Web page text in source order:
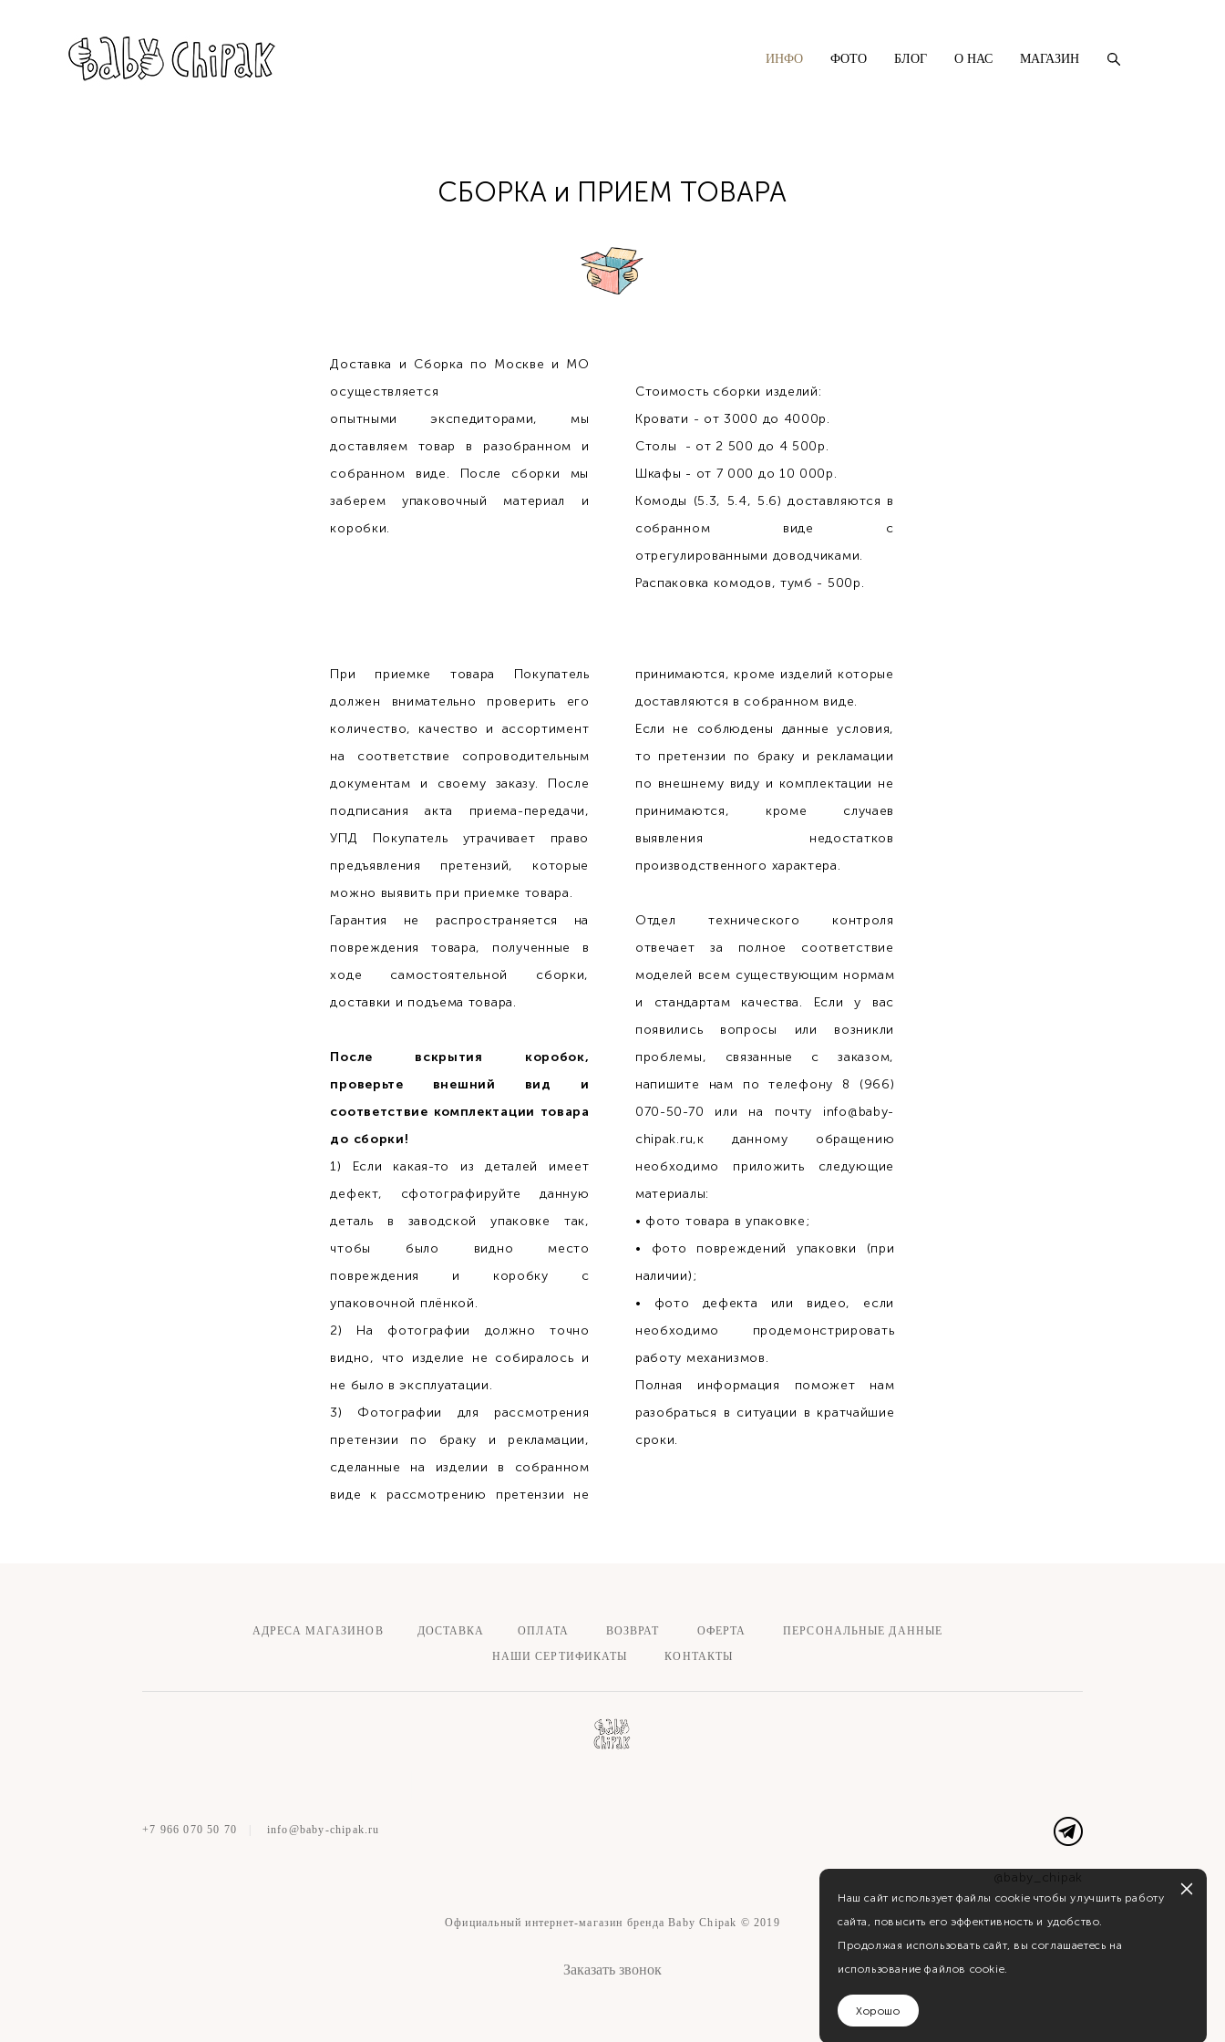
ИНФО ФОТО БЛОГ О НАС МАГАЗИН
СБОРКА и ПРИЕМ ТОВАРА
Доставка и Сборка по Москве и МО
осуществляется
опытными экспедиторами, мы
доставляем товар в разобранном и
собранном виде. После сборки мы
заберем упаковочный материал и
коробки.
Стоимость сборки изделий:
Кровати - от 3000 до 4000р.
Столы - от 2 500 до 4 500р.
Шкафы - от 7 000 до 10 000р.
Комоды (5.3, 5.4, 5.6) доставляются в
собранном виде с
отрегулированными доводчиками.
Распаковка комодов, тумб - 500р.
При приемке товара Покупатель
должен внимательно проверить его
количество, качество и ассортимент
на соответствие сопроводительным
документам и своему заказу. После
подписания акта приема-передачи,
УПД Покупатель утрачивает право
предъявления претензий, которые
можно выявить при приемке товара.
Гарантия не распространяется на
повреждения товара, полученные в
ходе самостоятельной сборки,
доставки и подъема товара.
После вскрытия коробок,
проверьте внешний вид и
соответствие комплектации товара
до сборки!
1) Если какая-то из деталей имеет
дефект, сфотографируйте данную
деталь в заводской упаковке так,
чтобы было видно место
повреждения и коробку с
упаковочной плёнкой.
2) На фотографии должно точно
видно, что изделие не собиралось и
не было в эксплуатации.
3) Фотографии для рассмотрения
претензии по браку и рекламации,
сделанные на изделии в собранном
виде к рассмотрению претензии не
принимаются, кроме изделий которые
доставляются в собранном виде.
Если не соблюдены данные условия,
то претензии по браку и рекламации
по внешнему виду и комплектации не
принимаются, кроме случаев
выявления недостатков
производственного характера.
Отдел технического контроля
отвечает за полное соответствие
моделей всем существующим нормам
и стандартам качества. Если у вас
появились вопросы или возникли
проблемы, связанные с заказом,
напишите нам по телефону 8 (966)
070-50-70 или на почту info@baby-
chipak.ru,к данному обращению
необходимо приложить следующие
материалы:
• фото товара в упаковке;
• фото повреждений упаковки (при
наличии);
• фото дефекта или видео, если
необходимо продемонстрировать
работу механизмов.
Полная информация поможет нам
разобраться в ситуации в кратчайшие
сроки.
АДРЕСА МАГАЗИНОВ ДОСТАВКА ОПЛАТА ВОЗВРАТ ОФЕРТА
ПЕРСОНАЛЬНЫЕ ДАННЫЕ
НАШИ СЕРТИФИКАТЫ
КОНТАКТЫ
+7 966 070 50 70 info@baby-chipak.ru
@baby_chipak
Официальный интернет-магазин бренда Baby Chipak © 2019
Заказать звонок
Наш сайт использует файлы cookie чтобы улучшить работу
сайта, повысить его эффективность и удобство.
Продолжая использовать сайт, вы соглашаетесь на
использование файлов cookie.
Хорошо